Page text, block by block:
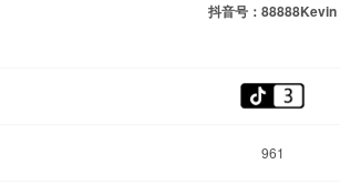
抖音号：88888Kevin
961